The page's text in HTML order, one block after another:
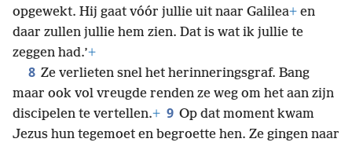
opgewekt. Hij gaat vóór jullie uit naar Galilea+ en
daar zullen jullie hem zien. Dat is wat ik jullie te
zeggen had.’+
8 Ze verlieten snel het herinneringsgraf. Bang
maar ook vol vreugde renden ze weg om het aan zijn
discipelen te vertellen.+ 9 Op dat moment kwam
Jezus hun tegemoet en begroette hen. Ze gingen naar